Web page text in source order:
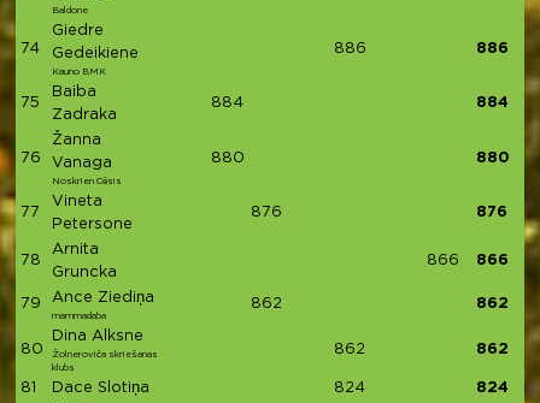
Baldone
74
Giedre
Gedeikiene
Kauno BMK
886 886
75
Baiba
Zadraka
884 884
76
Žanna
Vanaga
Noskrien Cēsis
880 880
77
Vineta
Petersone
876 876
78
Arnita
Gruncka
866 866
79 Ance Ziediņa
mammadaba
862 862
80
Dina Alksne
Žolneroviča skriešanas
klubs
862 862
81 Dace Slotiņa 824 824